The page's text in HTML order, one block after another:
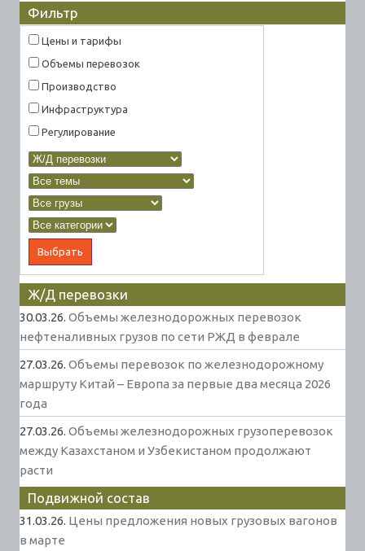
Фильтр
Цены и тарифы
Объемы перевозок
Производство
Инфраструктура
Регулирование
Ж/Д перевозки
30.03.26. Объемы железнодорожных перевозок
нефтеналивных грузов по сети РЖД в феврале
27.03.26. Объемы перевозок по железнодорожному
маршруту Китай – Европа за первые два месяца 2026
года
27.03.26. Объемы железнодорожных грузоперевозок
между Казахстаном и Узбекистаном продолжают
расти
Подвижной состав
31.03.26. Цены предложения новых грузовых вагонов
в марте